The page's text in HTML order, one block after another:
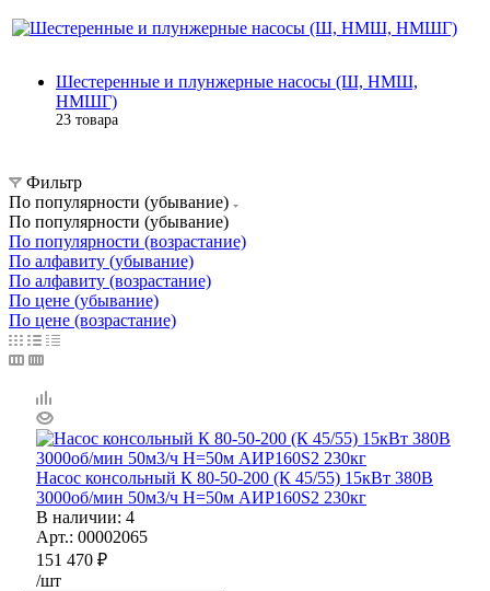
Шестеренные и плунжерные насосы (Ш, НМШ,
НМШГ)
23 товара
Фильтр
По популярности (убывание)
По популярности (убывание)
По популярности (возрастание)
По алфавиту (убывание)
По алфавиту (возрастание)
По цене (убывание)
По цене (возрастание)
Насос консольный К 80-50-200 (К 45/55) 15кВт 380В
3000об/мин 50м3/ч Н=50м АИР160S2 230кг
В наличии: 4
Арт.: 00002065
151 470 ₽
/шт